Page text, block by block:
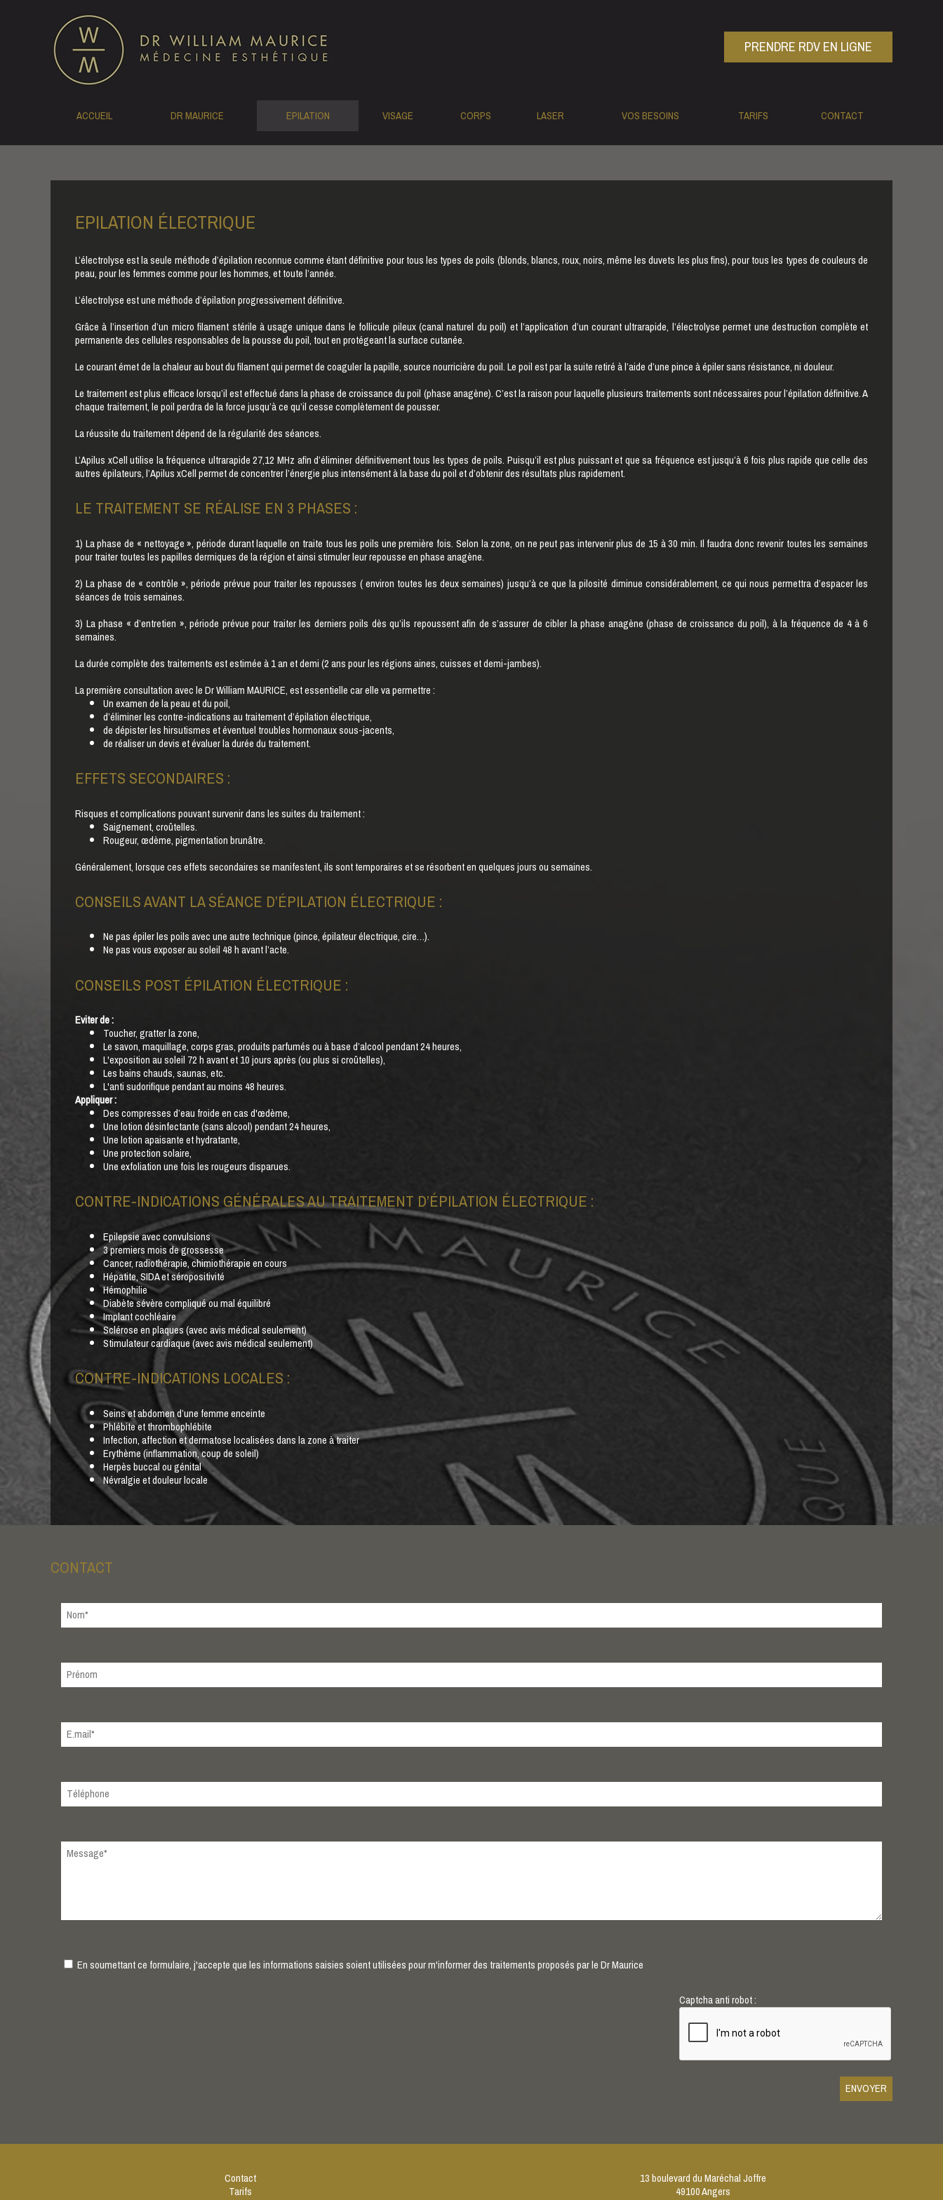
PRENDRE RDV EN LIGNE
ACCUEIL DR MAURICE EPILATION VISAGE CORPS LASER VOS BESOINS TARIFS CONTACT
EPILATION ÉLECTRIQUE
L’électrolyse est la seule méthode d’épilation reconnue comme étant définitive pour tous les types de poils (blonds, blancs, roux, noirs, même les duvets les plus fins), pour tous les types de couleurs de
peau, pour les femmes comme pour les hommes, et toute l’année.
L’électrolyse est une méthode d’épilation progressivement définitive.
Grâce à l’insertion d’un micro filament stérile à usage unique dans le follicule pileux (canal naturel du poil) et l’application d’un courant ultrarapide, l’électrolyse permet une destruction complète et
permanente des cellules responsables de la pousse du poil, tout en protégeant la surface cutanée.
Le courant émet de la chaleur au bout du filament qui permet de coaguler la papille, source nourricière du poil. Le poil est par la suite retiré à l’aide d’une pince à épiler sans résistance, ni douleur.
Le traitement est plus efficace lorsqu’il est effectué dans la phase de croissance du poil (phase anagène). C’est la raison pour laquelle plusieurs traitements sont nécessaires pour l’épilation définitive. A
chaque traitement, le poil perdra de la force jusqu’à ce qu’il cesse complètement de pousser.
La réussite du traitement dépend de la régularité des séances.
L’Apilus xCell utilise la fréquence ultrarapide 27,12 MHz afin d’éliminer définitivement tous les types de poils. Puisqu’il est plus puissant et que sa fréquence est jusqu’à 6 fois plus rapide que celle des
autres épilateurs, l’Apilus xCell permet de concentrer l’énergie plus intensément à la base du poil et d’obtenir des résultats plus rapidement.
LE TRAITEMENT SE RÉALISE EN 3 PHASES :
1) La phase de « nettoyage », période durant laquelle on traite tous les poils une première fois. Selon la zone, on ne peut pas intervenir plus de 15 à 30 min. Il faudra donc revenir toutes les semaines
pour traiter toutes les papilles dermiques de la région et ainsi stimuler leur repousse en phase anagène.
2) La phase de « contrôle », période prévue pour traiter les repousses ( environ toutes les deux semaines) jusqu’à ce que la pilosité diminue considérablement, ce qui nous permettra d’espacer les
séances de trois semaines.
3) La phase « d’entretien », période prévue pour traiter les derniers poils dès qu’ils repoussent afin de s’assurer de cibler la phase anagène (phase de croissance du poil), à la fréquence de 4 à 6
semaines.
La durée complète des traitements est estimée à 1 an et demi (2 ans pour les régions aines, cuisses et demi-jambes).
La première consultation avec le Dr William MAURICE, est essentielle car elle va permettre :
Un examen de la peau et du poil,
d’éliminer les contre-indications au traitement d’épilation électrique,
de dépister les hirsutismes et éventuel troubles hormonaux sous-jacents,
de réaliser un devis et évaluer la durée du traitement.
EFFETS SECONDAIRES :
Risques et complications pouvant survenir dans les suites du traitement :
Saignement, croûtelles.
Rougeur, œdème, pigmentation brunâtre.
Généralement, lorsque ces effets secondaires se manifestent, ils sont temporaires et se résorbent en quelques jours ou semaines.
CONSEILS AVANT LA SÉANCE D’ÉPILATION ÉLECTRIQUE :
Ne pas épiler les poils avec une autre technique (pince, épilateur électrique, cire…).
Ne pas vous exposer au soleil 48 h avant l’acte.
CONSEILS POST ÉPILATION ÉLECTRIQUE :
Eviter de :
Toucher, gratter la zone,
Le savon, maquillage, corps gras, produits parfumés ou à base d’alcool pendant 24 heures,
L'exposition au soleil 72 h avant et 10 jours après (ou plus si croûtelles),
Les bains chauds, saunas, etc.
L'anti sudorifique pendant au moins 48 heures.
Appliquer :
Des compresses d’eau froide en cas d'œdème,
Une lotion désinfectante (sans alcool) pendant 24 heures,
Une lotion apaisante et hydratante,
Une protection solaire,
Une exfoliation une fois les rougeurs disparues.
CONTRE-INDICATIONS GÉNÉRALES AU TRAITEMENT D’ÉPILATION ÉLECTRIQUE :
Epilepsie avec convulsions
3 premiers mois de grossesse
Cancer, radiothérapie, chimiothérapie en cours
Hépatite, SIDA et séropositivité
Hémophilie
Diabète sévère compliqué ou mal équilibré
Implant cochléaire
Sclérose en plaques (avec avis médical seulement)
Stimulateur cardiaque (avec avis médical seulement)
CONTRE-INDICATIONS LOCALES :
Seins et abdomen d’une femme enceinte
Phlébite et thrombophlébite
Infection, affection et dermatose localisées dans la zone à traiter
Erythème (inflammation, coup de soleil)
Herpès buccal ou génital
Névralgie et douleur locale
CONTACT
En soumettant ce formulaire, j'accepte que les informations saisies soient utilisées pour m'informer des traitements proposés par le Dr Maurice
Captcha anti robot :
Contact
Tarifs
13 boulevard du Maréchal Joffre
49100 Angers